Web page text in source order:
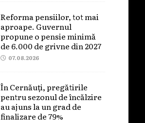
Reforma pensiilor, tot mai
aproape. Guvernul
propune o pensie minimă
de 6.000 de grivne din 2027
07.08.2026
În Cernăuți, pregătirile
pentru sezonul de încălzire
au ajuns la un grad de
finalizare de 79%